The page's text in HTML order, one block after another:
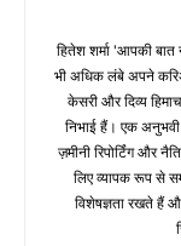
हितेश शर्मा 'आपकी
भी अधिक लंबे अपने
केसरी और दिव्य
निभाई हैं। एक
ज़मीनी रिपोर्टिंग और
लिए व्यापक रूप से
विशेषज्ञता रखते हैं